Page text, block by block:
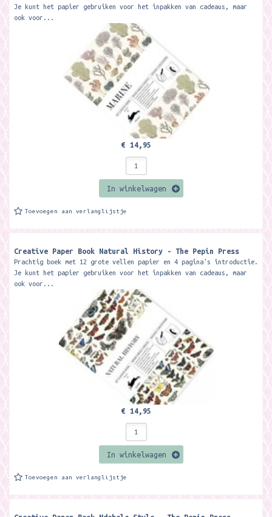
Je kunt het papier gebruiken voor het inpakken van cadeaus, maar
ook voor...
€ 14,95
In winkelwagen
Toevoegen aan verlanglijstje
Creative Paper Book Natural History - The Pepin Press
Prachtig boek met 12 grote vellen papier en 4 pagina's introductie.
Je kunt het papier gebruiken voor het inpakken van cadeaus, maar
ook voor...
€ 14,95
In winkelwagen
Toevoegen aan verlanglijstje